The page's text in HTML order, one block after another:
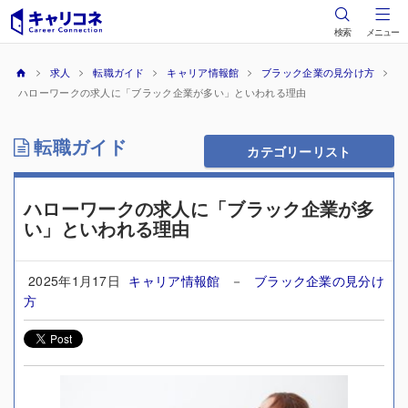
検索 メニュー
求人 転職ガイド キャリア情報館
ブラック企業の見分け方
ハローワークの求人に「ブラック企業が多い」といわれる理由
転職ガイド カテゴリーリスト
ハローワークの求人に「ブラック企業が多
い」といわれる理由
2025年1月17日 キャリア情報館 － ブラック企業の見分け
方